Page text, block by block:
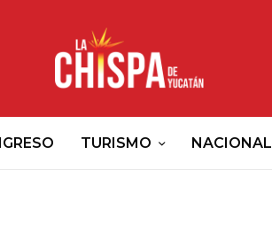
TURISMO NACIONAL